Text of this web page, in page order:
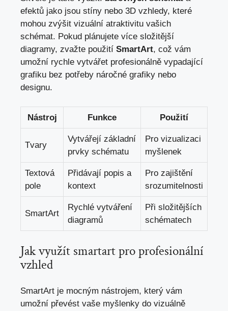
⁣efektů jako ⁤jsou stíny nebo 3D vzhledy, které
mohou zvýšit vizuální atraktivitu vašich
schémat. Pokud plánujete více složitější
diagramy, zvažte použití SmartArt, což⁢ vám
‌umožní rychle vytvářet profesionálně vypadající
grafiku bez potřeby⁢ náročné grafiky nebo
designu.
Nástroj Funkce Použití
Tvary
Vytvářejí základní
prvky schématu
Pro vizualizaci
myšlenek
Textová‍
pole
Přidávají⁢ popis ⁣a
kontext
Pro zajištění
srozumitelnosti
SmartArt
Rychlé vytváření
diagramů
Při složitějších
schématech
Jak využít smartart‌ pro profesionální
vzhled
SmartArt je mocným nástrojem, který vám​
umožní převést vaše myšlenky‌ do⁤ vizuálně